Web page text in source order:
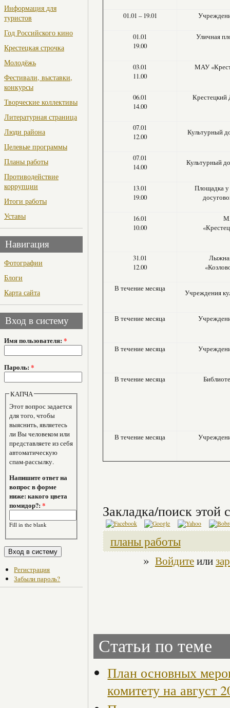
Информация для
туристов
Год Российского кино
Крестецкая строчка
Молодёжь
Фестивали, выставки,
конкурсы
Творческие коллективы
Литературная страница
Люди района
Целевые программы
Планы работы
Противодействие
коррупции
Итоги работы
Уставы
Навигация
Фотографии
Блоги
Карта сайта
Вход в систему
Имя пользователя: *
Пароль: *
КАПЧА
Этот вопрос задается
для того, чтобы
выяснить, являетесь
ли Вы человеком или
представляете из себя
автоматическую
спам-рассылку.
Напишите ответ на
вопрос в форме
ниже: какого цвета
помидор?:*
Fill in the blank
Регистрация
Забыли пароль?
01.01 – 19.01
01.01
19.00
Уличная
03.01
11.00
МАУ
06.01
14.00
Крестецкий
07.01
12.00
Культурный
07.01
14.00
Культурный
13.01
19.00
Площадка у
16.01
10.00
31.01
12.00
В течение месяца Учреждения
В течение месяца
В течение месяца
В течение месяца
В течение месяца
Закладка/поиск этой
планы работы
» Войдитеили
Статьи по теме
План основных
комитету на август